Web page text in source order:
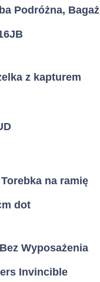
Podróżna, Bagaż
z kapturem
na ramię
dot
Wyposażenia
Invincible